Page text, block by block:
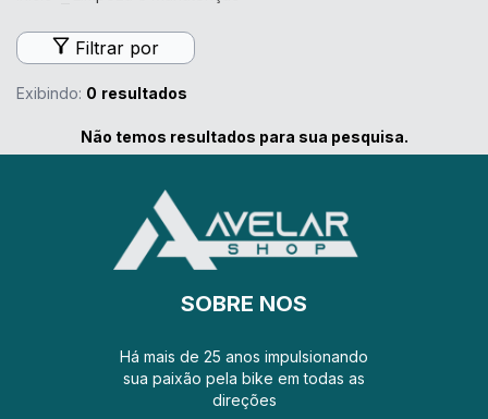
Filtrar por
Exibindo: 0 resultados
Não temos resultados para sua pesquisa.
SOBRE NOS
Há mais de 25 anos impulsionando
sua paixão pela bike em todas as
direções